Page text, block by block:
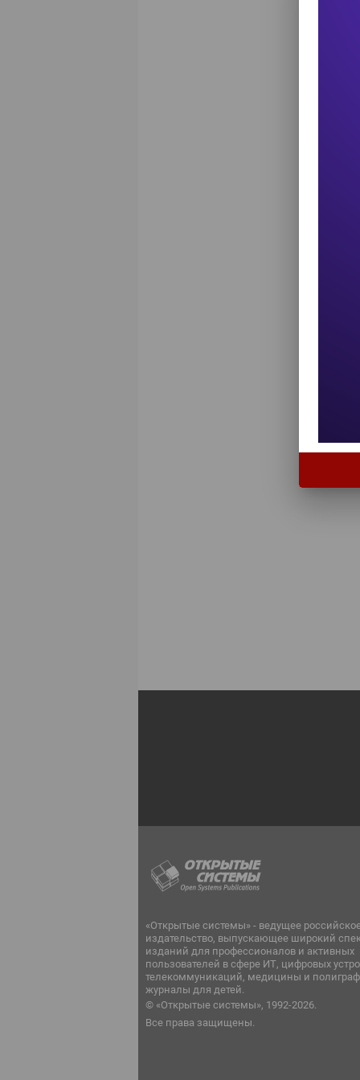
«Открытые системы» - ведущее
издательство, выпускающее широкий
изданий для профессионалов и активных
пользователей в сфере ИТ, цифровых
телекоммуникаций, медицины и
журналы для детей.
© «Открытые системы», 1992-2026.
Все права защищены.